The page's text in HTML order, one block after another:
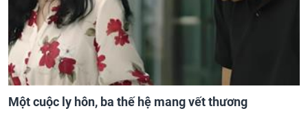
Một cuộc ly hôn, ba thế hệ mang vết thương